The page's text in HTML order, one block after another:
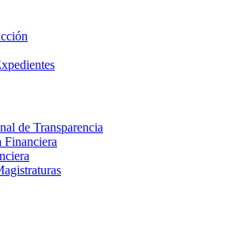
de Transparencia